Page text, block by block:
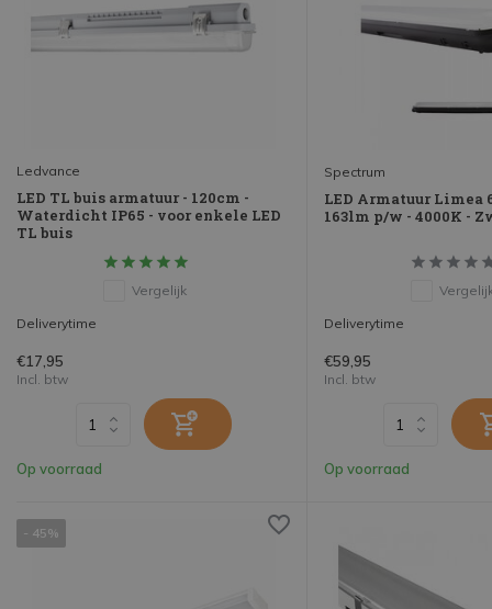
Ledvance
LED TL buis armatuur - 120cm -
Waterdicht IP65 - voor enkele LED
TL buis
Vergelijk
Deliverytime
€17,95
Incl. btw
Op voorraad
Spectrum
LED Armatuur Limea
163lm p/w - 4000K -
Deliverytime
€59,95
Incl. btw
Op voorraad
- 45%